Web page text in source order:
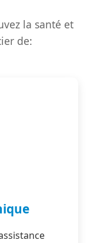
la santé et
de: